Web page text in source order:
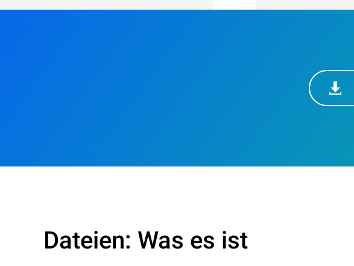
Dateien: Was es ist